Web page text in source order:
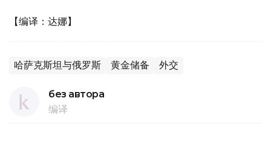
【编译：达娜】
哈萨克斯坦与俄罗斯 黄金储备 外交
без автора
编译